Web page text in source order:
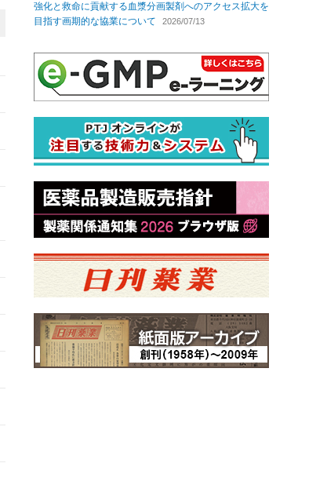
強化と救命に貢献する血漿分画製剤へのアクセス拡大を
目指す画期的な協業について
2026/07/13